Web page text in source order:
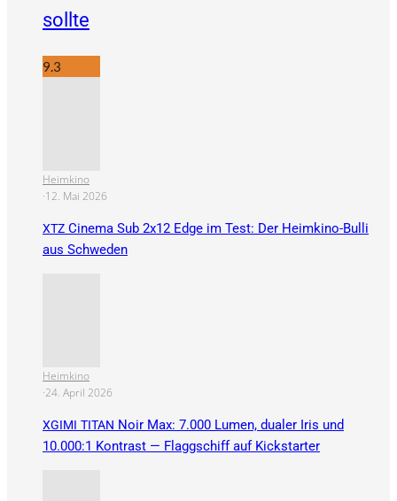
sollte
9.3
Heimkino
·12. Mai 2026
XTZ Cinema Sub 2x12 Edge im Test: Der Heimkino-Bulli
aus Schweden
Heimkino
·24. April 2026
XGIMI TITAN Noir Max: 7.000 Lumen, dualer Iris und
10.000:1 Kontrast — Flaggschiff auf Kickstarter